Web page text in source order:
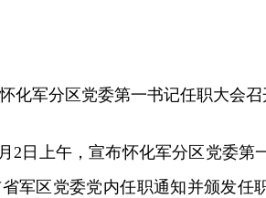
化军分区党委第一书记任职大会召
2日上午，宣布怀化军分区党委第
军区党委党内任职通知并颁发任